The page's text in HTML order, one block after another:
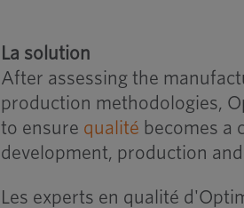
La solution
After assessing the
production methodologies,
to ensure qualité becomes a
development, production
Les experts en qualité